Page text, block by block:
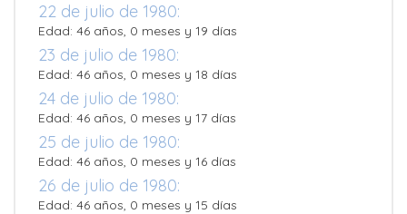
22 de julio de 1980:
Edad: 46 años, 0 meses y 19 días
23 de julio de 1980:
Edad: 46 años, 0 meses y 18 días
24 de julio de 1980:
Edad: 46 años, 0 meses y 17 días
25 de julio de 1980:
Edad: 46 años, 0 meses y 16 días
26 de julio de 1980:
Edad: 46 años, 0 meses y 15 días